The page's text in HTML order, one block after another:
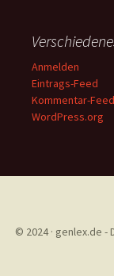
Anmelden
Eintrags-Feed
Kommentar-Feed
WordPress.org
© 2024 · genlex.de